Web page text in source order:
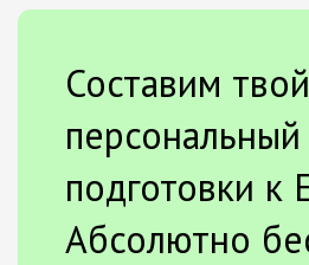
Составим твой
подготовки к
Абсолютно